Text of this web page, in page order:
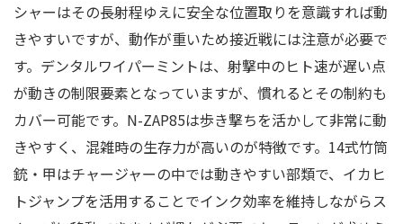
シャーはその長射程ゆえに安全な位置取りを意識すれば動
きやすいですが、動作が重いため接近戦には注意が必要で
す。デンタルワイパーミントは、射撃中のヒト速が遅い点
が動きの制限要素となっていますが、慣れるとその制約も
カバー可能です。N-ZAP85は歩き撃ちを活かして非常に動
きやすく、混雑時の生存力が高いのが特徴です。14式竹筒
銃・甲はチャージャーの中では動きやすい部類で、イカヒ
トジャンプを活用することでインク効率を維持しながらス